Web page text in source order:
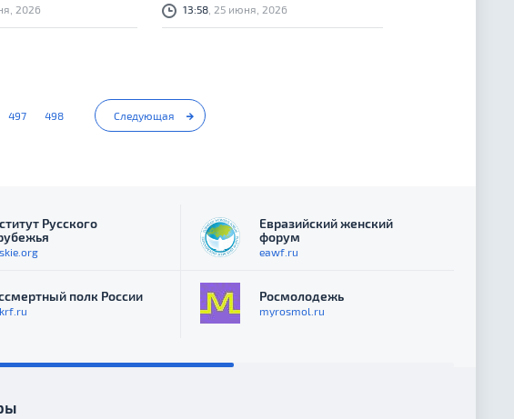
2026 13:58 , 25 июня, 2026
497 498 Следующая
Русского
полк России
Евразийский женский
форум
eawf.ru
Росмолодежь
myrosmol.ru